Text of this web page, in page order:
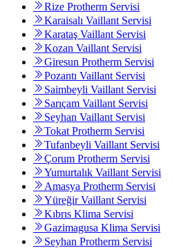
Rize Protherm Servisi
Karaisalı Vaillant Servisi
Karataş Vaillant Servisi
Kozan Vaillant Servisi
Giresun Protherm Servisi
Pozantı Vaillant Servisi
Saimbeyli Vaillant Servisi
Sarıçam Vaillant Servisi
Seyhan Vaillant Servisi
Tokat Protherm Servisi
Tufanbeyli Vaillant Servisi
Çorum Protherm Servisi
Yumurtalık Vaillant Servisi
Amasya Protherm Servisi
Yüreğir Vaillant Servisi
Kıbrıs Klima Servisi
Gazimagusa Klima Servisi
Seyhan Protherm Servisi